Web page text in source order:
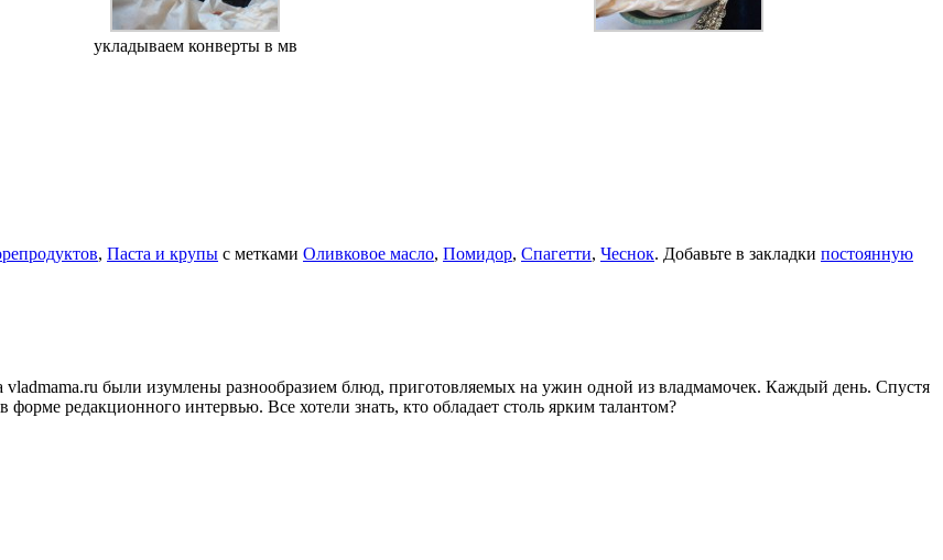
укладываем конверты в мв
, Паста и крупы с метками Оливковое масло, Помидор, Спагетти, Чеснок. Добавьте в закладки постоянную
vladmama.ru были изумлены разнообразием блюд, приготовляемых на ужин одной из владмамочек. Каждый день. Спустя
редакционного интервью. Все хотели знать, кто обладает столь ярким талантом?